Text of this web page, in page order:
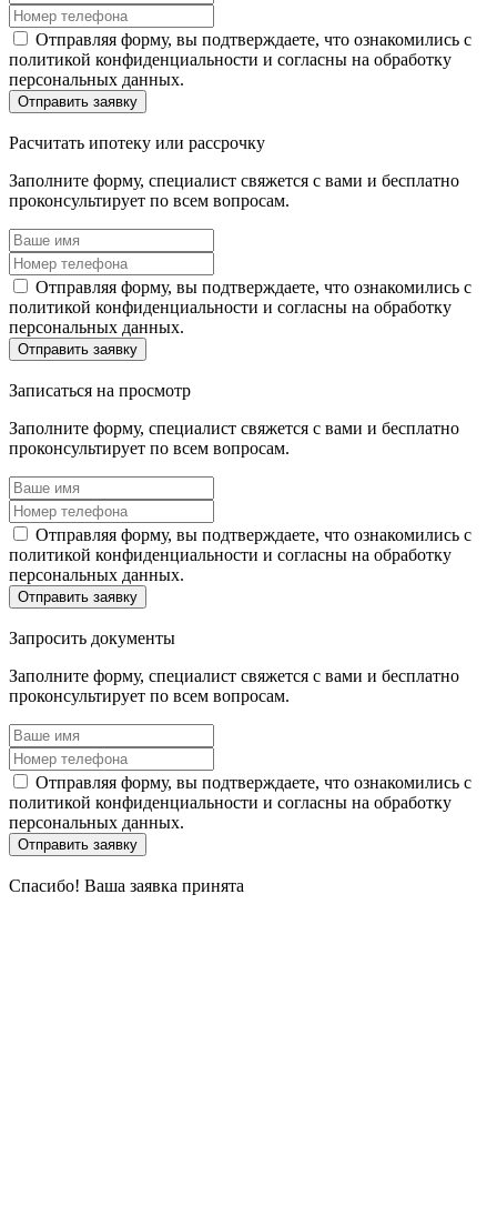
Отправляя форму, вы подтверждаете, что ознакомились с
политикой конфиденциальности и согласны на обработку
персональных данных.
Отправить заявку
Расчитать ипотеку или рассрочку
Заполните форму, специалист свяжется с вами и бесплатно
проконсультирует по всем вопросам.
Отправляя форму, вы подтверждаете, что ознакомились с
политикой конфиденциальности и согласны на обработку
персональных данных.
Отправить заявку
Записаться на просмотр
Заполните форму, специалист свяжется с вами и бесплатно
проконсультирует по всем вопросам.
Отправляя форму, вы подтверждаете, что ознакомились с
политикой конфиденциальности и согласны на обработку
персональных данных.
Отправить заявку
Запросить документы
Заполните форму, специалист свяжется с вами и бесплатно
проконсультирует по всем вопросам.
Отправляя форму, вы подтверждаете, что ознакомились с
политикой конфиденциальности и согласны на обработку
персональных данных.
Отправить заявку
Спасибо! Ваша заявка принята